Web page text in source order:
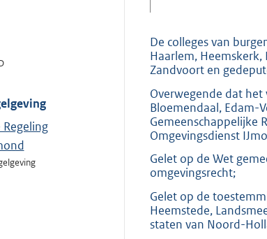
De colleges van
Haarlem, Heemskerk,
Zandvoort en
Overwegende dat
Bloemendaal, Edam-
Gemeenschappelijke
Omgevingsdienst
Gelet op de Wet
omgevingsrecht;
Gelet op de
Heemstede,
staten van Noord-